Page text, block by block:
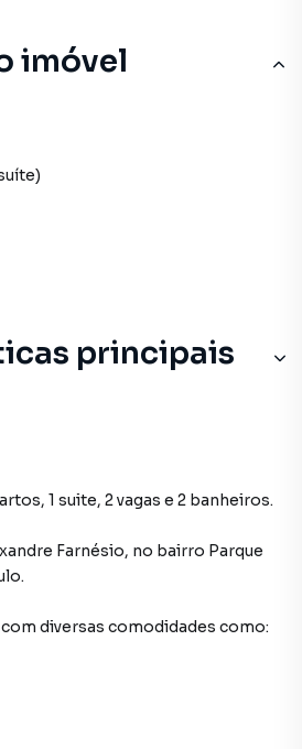
imóvel
principais
1 suite, 2 vagas e 2 banheiros.
Farnésio, no bairro Parque
.
com diversas comodidades como: